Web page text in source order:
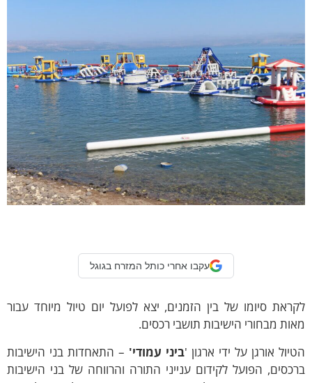
עקבו אחרי כותל המזרח בגוגל
סיומו של בין הזמנים, יצא לפועל יום טיול מיוחד עבור
מבחורי הישיבות תושבי רכסים.
אורגן על ידי ארגון 'ביני עמודי'– התאחדות בני הישיבות
הפועל לקידום ענייני התורה והרווחה של בני הישיבות